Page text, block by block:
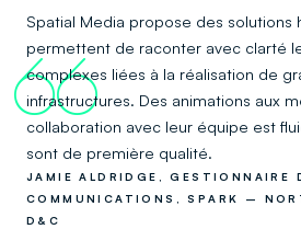
Spatial Media propose des solutions
permettent de raconter avec clarté
complexes liées à la réalisation de
infrastructures. Des animations aux
collaboration avec leur équipe est
sont de première qualité.
66
JAMIE ALDRIDGE, GESTIONNAIRE
COMMUNICATIONS, SPARK –
D&C